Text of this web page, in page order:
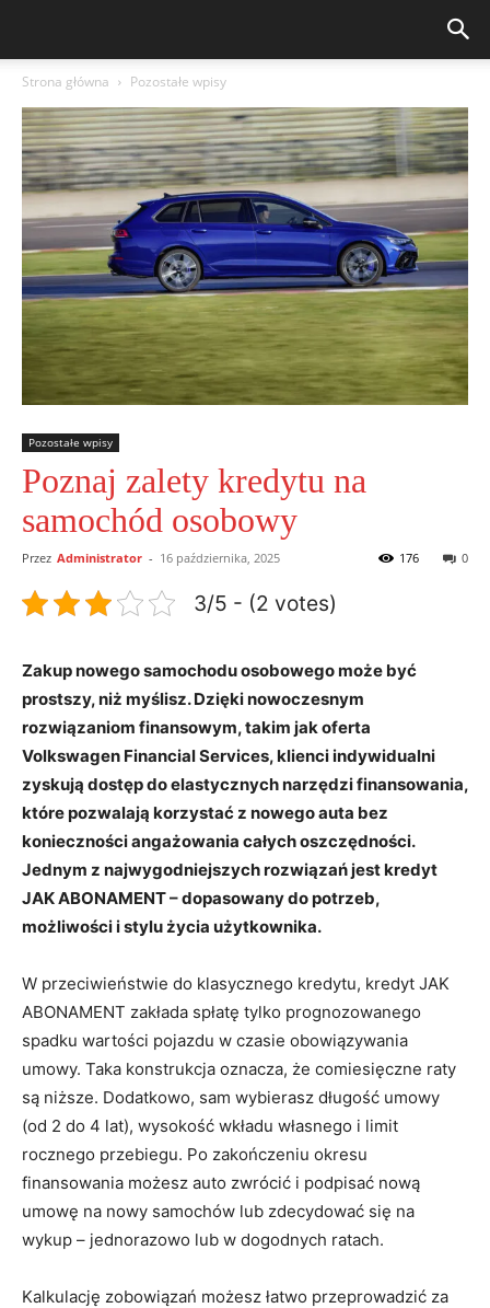
Strona główna Pozostałe wpisy
Pozostałe wpisy
Poznaj zalety kredytu na
samochód osobowy
Przez Administrator - 16 października, 2025 0
176
3/5 - (2 votes)
Zakup nowego samochodu osobowego może być
prostszy, niż myślisz. Dzięki nowoczesnym
rozwiązaniom finansowym, takim jak oferta
Volkswagen Financial Services, klienci indywidualni
zyskują dostęp do elastycznych narzędzi finansowania,
które pozwalają korzystać z nowego auta bez
konieczności angażowania całych oszczędności.
Jednym z najwygodniejszych rozwiązań jest kredyt
JAK ABONAMENT – dopasowany do potrzeb,
możliwości i stylu życia użytkownika.
W przeciwieństwie do klasycznego kredytu, kredyt JAK
ABONAMENT zakłada spłatę tylko prognozowanego
spadku wartości pojazdu w czasie obowiązywania
umowy. Taka konstrukcja oznacza, że comiesięczne raty
są niższe. Dodatkowo, sam wybierasz długość umowy
(od 2 do 4 lat), wysokość wkładu własnego i limit
rocznego przebiegu. Po zakończeniu okresu
finansowania możesz auto zwrócić i podpisać nową
umowę na nowy samochów lub zdecydować się na
wykup – jednorazowo lub w dogodnych ratach.
Kalkulację zobowiązań możesz łatwo przeprowadzić za